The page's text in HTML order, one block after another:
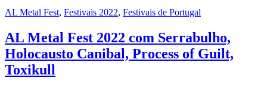
AL Metal Fest, Festivais 2022, Festivais de Portugal
AL Metal Fest 2022 com Serrabulho,
Holocausto Canibal, Process of Guilt,
Toxikull